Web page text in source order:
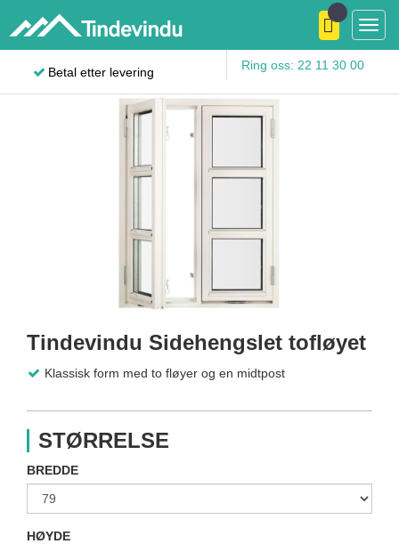
Trygg handel
Betal etter levering
20 års garanti mot råte
Ring oss: 22 11 30 00
Tindevindu Sidehengslet tofløyet
Klassisk form med to fløyer og en midtpost
STØRRELSE
BREDDE
HØYDE